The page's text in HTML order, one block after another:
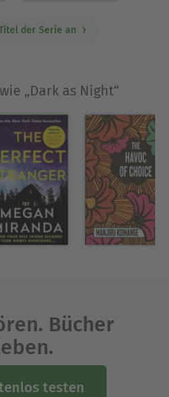
der Serie an
„Dark as Night“
Bücher
testen